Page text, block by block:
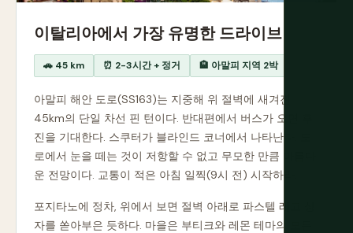
이탈리아에서 가장 유명한 드라이브
🚗 45 km ⏰ 2-3시간 + 정거 🏨 아말피 지역 2박
아말피 해안 도로(SS163)는 지중해 위 절벽에 새겨진
45km의 단일 차선 핀 턴이다. 반대편에서 버스가 오면 후
진을 기대한다. 스쿠터가 블라인드 코너에서 나타난다. 도
로에서 눈을 떼는 것이 저항할 수 없고 무모한 만큼 아름다
운 전망이다. 교통이 적은 아침 일찍(9시 전) 시작하라.
포지타노에 정차, 위에서 보면 절벽 아래로 파스텔 레고 상
자를 쏟아부은 듯하다. 마을은 부티크와 레몬 테마의 모든